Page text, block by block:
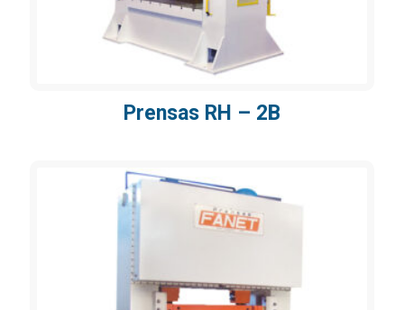
Prensas RH – 2B